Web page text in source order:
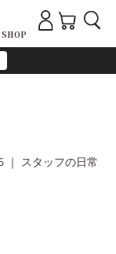
SHOP
｜ スタッフの日常